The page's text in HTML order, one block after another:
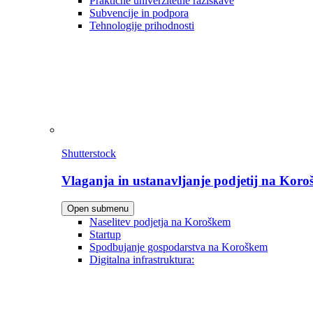
Subvencije in podpora
Tehnologije prihodnosti
Shutterstock
Vlaganja in ustanavljanje podjetij na
Open submenu
Naselitev podjetja na Koroškem
Startup
Spodbujanje gospodarstva na Koroškem
Digitalna infrastruktura: